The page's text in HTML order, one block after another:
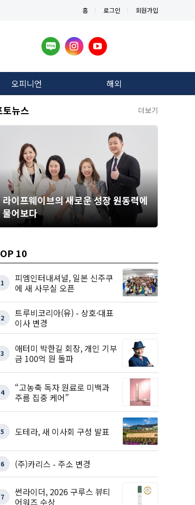
홈 로그인 회원가입
오피니언 해외
토뉴스 더보기
라이프웨이브의 새로운 성장 원동력에
물어보다
10
1
피엠인터내셔널, 일본 신주쿠
에 새 사무실 오픈
2
트루비코리아(유) - 상호·대표
이사 변경
3
애터미 박한길 회장, 개인 기부
금 100억 원 돌파
4
“고농축 독자 원료로 미백과
주름 집중 케어”
5 도테라, 새 이사회 구성 발표
6 (주)카리스 - 주소 변경
7
썬라이더, 2026 구루스 뷰티
어워즈 수상